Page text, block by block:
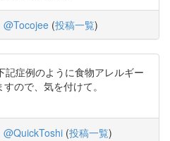
@Tocojee (投稿一覧)
症例のように食物アレルギー
ので、気を付けて。
@QuickToshi (投稿一覧)